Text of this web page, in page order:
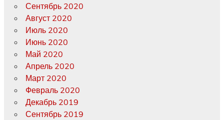
Сентябрь 2020
Август 2020
Июль 2020
Июнь 2020
Май 2020
Апрель 2020
Март 2020
Февраль 2020
Декабрь 2019
Сентябрь 2019